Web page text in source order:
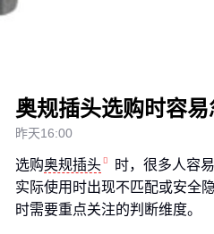
奥规插头选购时容
昨天16:00
选购奥规插头
时，很多人容
实际使用时出现不匹配或安全
时需要重点关注的判断维度。